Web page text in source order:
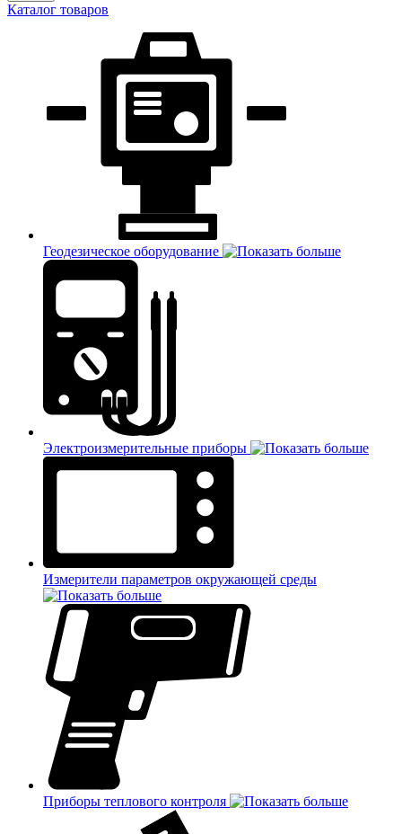
Каталог товаров
Геодезическое оборудование
Электроизмерительные приборы
Измерители параметров окружающей среды
Приборы теплового контроля